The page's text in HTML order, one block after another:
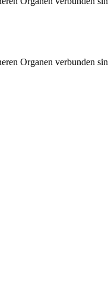
Organen verbunden